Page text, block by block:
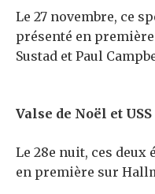
Le 27 novembre, ce
présenté en
Sustad et Paul
Valse de Noël et
Le 28e nuit, ces deux
en première sur